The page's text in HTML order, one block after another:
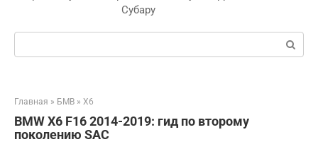
Субару
Поиск:
Главная » БМВ » X6
BMW X6 F16 2014-2019: гид по второму
поколению SAC